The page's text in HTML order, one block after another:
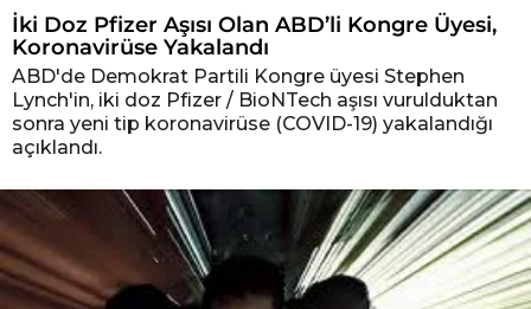
İki Doz Pfizer Aşısı Olan ABD’li Kongre Üyesi,
Koronavirüse Yakalandı
ABD'de Demokrat Partili Kongre üyesi Stephen
Lynch'in, iki doz Pfizer / BioNTech aşısı vurulduktan
sonra yeni tip koronavirüse (COVID-19) yakalandığı
açıklandı.